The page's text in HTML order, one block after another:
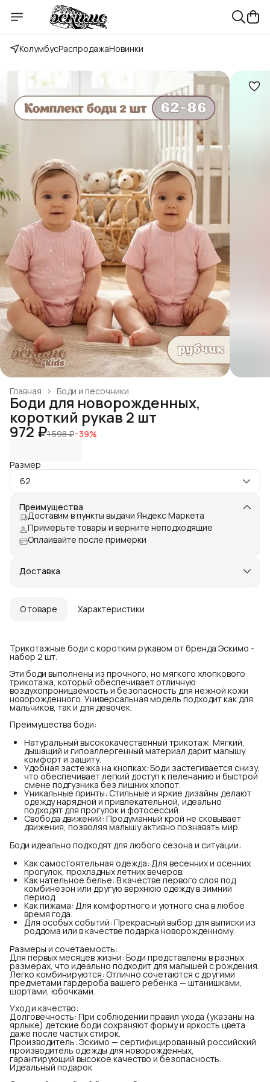
КолумбусРаспродажаНовинки
Боди и песочники
Главная ›
Боди для новорожденных,
короткий рукав 2 шт
972 ₽1 598 ₽−39%
Размер
62
Преимущества
Доставим в пункты выдачи Яндекс Маркета
Примерьте товары и верните неподходящие
Оплаивайте после примерки
Доставка
О товаре Характеристики
Трикотажные боди с коротким рукавом от бренда Эскимо -
набор 2 шт.
Эти боди выполнены из прочного, но мягкого хлопкового
трикотажа, который обеспечивает отличную
воздухопроницаемость и безопасность для нежной кожи
новорожденного. Универсальная модель подходит как для
мальчиков, так и для девочек.
Преимущества боди:
Натуральный высококачественный трикотаж: Мягкий,
дышащий и гипоаллергенный материал дарит малышу
комфорт и защиту.
Удобная застежка на кнопках: Боди застегивается снизу,
что обеспечивает легкий доступ к пеленанию и быстрой
смене подгузника без лишних хлопот.
Уникальные принты: Стильные и яркие дизайны делают
одежду нарядной и привлекательной, идеально
подходят для прогулок и фотосессий.
Свобода движений: Продуманный крой не сковывает
движения, позволяя малышу активно познавать мир.
Боди идеально подходят для любого сезона и ситуации:
Как самостоятельная одежда: Для весенних и осенних
прогулок, прохладных летних вечеров.
Как нательное белье: В качестве первого слоя под
комбинезон или другую верхнюю одежду в зимний
период.
Как пижама: Для комфортного и уютного сна в любое
время года.
Для особых событий: Прекрасный выбор для выписки из
роддома или в качестве подарка новорожденному.
Размеры и сочетаемость:
Для первых месяцев жизни: Боди представлены в разных
размерах, что идеально подходит для малышей с рождения.
Легко комбинируются: Отлично сочетаются с другими
предметами гардероба вашего ребенка — штанишками,
шортами, юбочками.
Уход и качество:
Долговечность: При соблюдении правил ухода (указаны на
ярлыке) детские боди сохраняют форму и яркость цвета
даже после частых стирок.
Производитель: Эскимо — сертифицированный российский
производитель одежды для новорожденных,
гарантирующий высокое качество и безопасность.
Идеальный подарок